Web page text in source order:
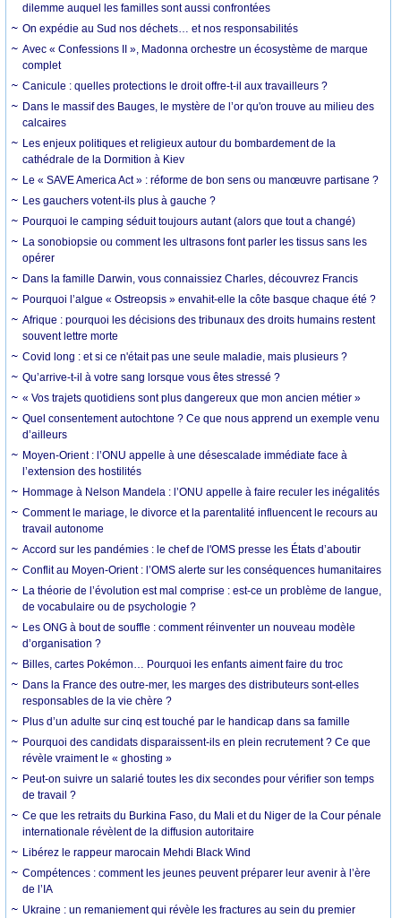
dilemme auquel les familles sont aussi confrontées
On expédie au Sud nos déchets… et nos responsabilités
Avec « Confessions II », Madonna orchestre un écosystème de marque
complet
Canicule : quelles protections le droit offre-t-il aux travailleurs ?
Dans le massif des Bauges, le mystère de l’or qu'on trouve au milieu des
calcaires
Les enjeux politiques et religieux autour du bombardement de la
cathédrale de la Dormition à Kiev
Le « SAVE America Act » : réforme de bon sens ou manœuvre partisane ?
Les gauchers votent-ils plus à gauche ?
Pourquoi le camping séduit toujours autant (alors que tout a changé)
La sonobiopsie ou comment les ultrasons font parler les tissus sans les
opérer
Dans la famille Darwin, vous connaissiez Charles, découvrez Francis
Pourquoi l’algue « Ostreopsis » envahit-elle la côte basque chaque été ?
Afrique : pourquoi les décisions des tribunaux des droits humains restent
souvent lettre morte
Covid long : et si ce n'était pas une seule maladie, mais plusieurs ?
Qu’arrive-t-il à votre sang lorsque vous êtes stressé ?
« Vos trajets quotidiens sont plus dangereux que mon ancien métier »
Quel consentement autochtone ? Ce que nous apprend un exemple venu
d’ailleurs
Moyen-Orient : l’ONU appelle à une désescalade immédiate face à
l’extension des hostilités
Hommage à Nelson Mandela : l’ONU appelle à faire reculer les inégalités
Comment le mariage, le divorce et la parentalité influencent le recours au
travail autonome
Accord sur les pandémies : le chef de l'OMS presse les États d’aboutir
Conflit au Moyen-Orient : l’OMS alerte sur les conséquences humanitaires
La théorie de l’évolution est mal comprise : est-ce un problème de langue,
de vocabulaire ou de psychologie ?
Les ONG à bout de souffle : comment réinventer un nouveau modèle
d’organisation ?
Billes, cartes Pokémon… Pourquoi les enfants aiment faire du troc
Dans la France des outre-mer, les marges des distributeurs sont-elles
responsables de la vie chère ?
Plus d’un adulte sur cinq est touché par le handicap dans sa famille
Pourquoi des candidats disparaissent-ils en plein recrutement ? Ce que
révèle vraiment le « ghosting »
Peut-on suivre un salarié toutes les dix secondes pour vérifier son temps
de travail ?
Ce que les retraits du Burkina Faso, du Mali et du Niger de la Cour pénale
internationale révèlent de la diffusion autoritaire
Libérez le rappeur marocain Mehdi Black Wind
Compétences : comment les jeunes peuvent préparer leur avenir à l’ère
de l’IA
Ukraine : un remaniement qui révèle les fractures au sein du premier